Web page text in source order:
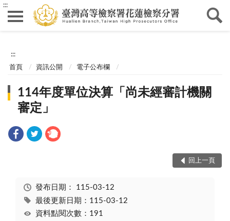
:::
:::
首頁 資訊公開 電子公布欄
114年度單位決算「尚未經審計機關
審定」
回上一頁
發布日期： 115-03-12
最後更新日期：115-03-12
資料點閱次數：191